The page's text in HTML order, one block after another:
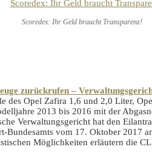
Scoredex: Ihr Geld braucht Transparenz!
zurückrufen –
des Opel Zafira 1,6 und 2,0 Liter,
2013 bis 2016 mit der
Verwaltungsgericht hat den
Bundesamts vom 17. Oktober 2017
Möglichkeiten erläutern die